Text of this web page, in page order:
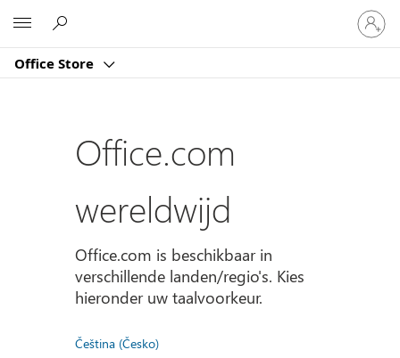
Office Store
Meld
je
aan
je
Office.com
wereldwijd
Office.com is beschikbaar in
verschillende landen/regio's. Kies
hieronder uw taalvoorkeur.
Čeština (Česko)